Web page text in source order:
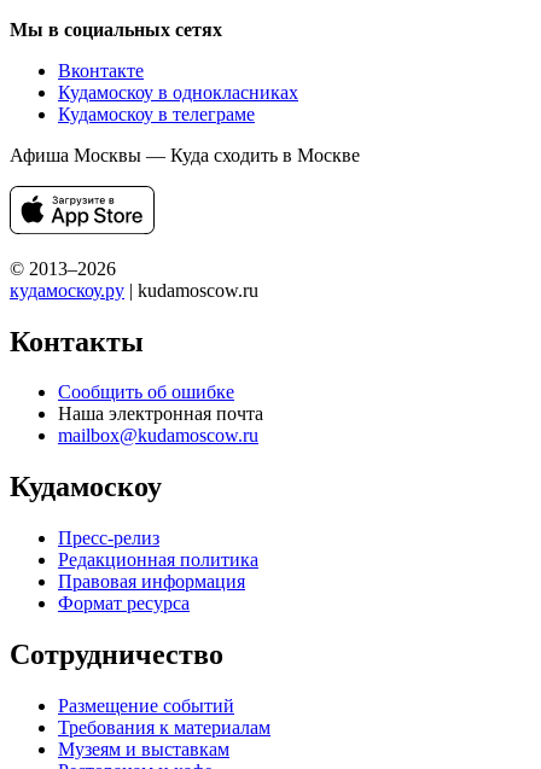
Мы в социальных сетях
Вконтакте
Кудамоскоу в однокласниках
Кудамоскоу в телеграме
Афиша Москвы — Куда сходить в Москве
© 2013–2026
кудамоскоу.ру | kudamoscow.ru
Контакты
Сообщить об ошибке
Наша электронная почта
mailbox@kudamoscow.ru
Кудамоскоу
Пресс-релиз
Редакционная политика
Правовая информация
Формат ресурса
Сотрудничество
Размещение событий
Требования к материалам
Музеям и выставкам